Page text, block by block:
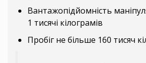
Вантажопідйомність
1 тисячі кілограмів
Пробіг не більше 160 тисяч